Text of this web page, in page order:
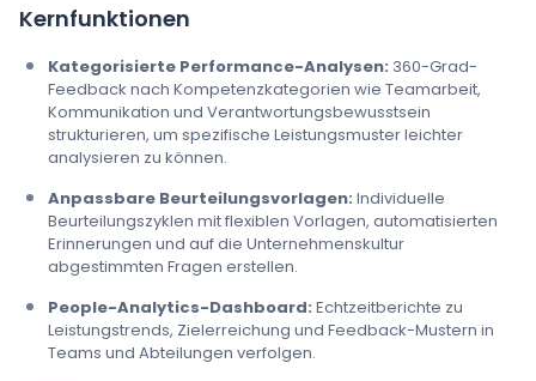
Kernfunktionen
Kategorisierte Performance-Analysen: 360-Grad-
Feedback nach Kompetenzkategorien wie Teamarbeit,
Kommunikation und Verantwortungsbewusstsein
strukturieren, um spezifische Leistungsmuster leichter
analysieren zu können.
Anpassbare Beurteilungsvorlagen: Individuelle
Beurteilungszyklen mit flexiblen Vorlagen, automatisierten
Erinnerungen und auf die Unternehmenskultur
abgestimmten Fragen erstellen.
People-Analytics-Dashboard: Echtzeitberichte zu
Leistungstrends, Zielerreichung und Feedback-Mustern in
Teams und Abteilungen verfolgen.